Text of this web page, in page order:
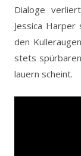
Dialoge
Jessica
den
stets
lauern scheint.